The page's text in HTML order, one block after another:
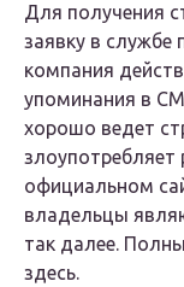
Для получения
заявку в службе
компания
упоминания в
хорошо ведет
официальном
владельцы
так далее.
здесь.